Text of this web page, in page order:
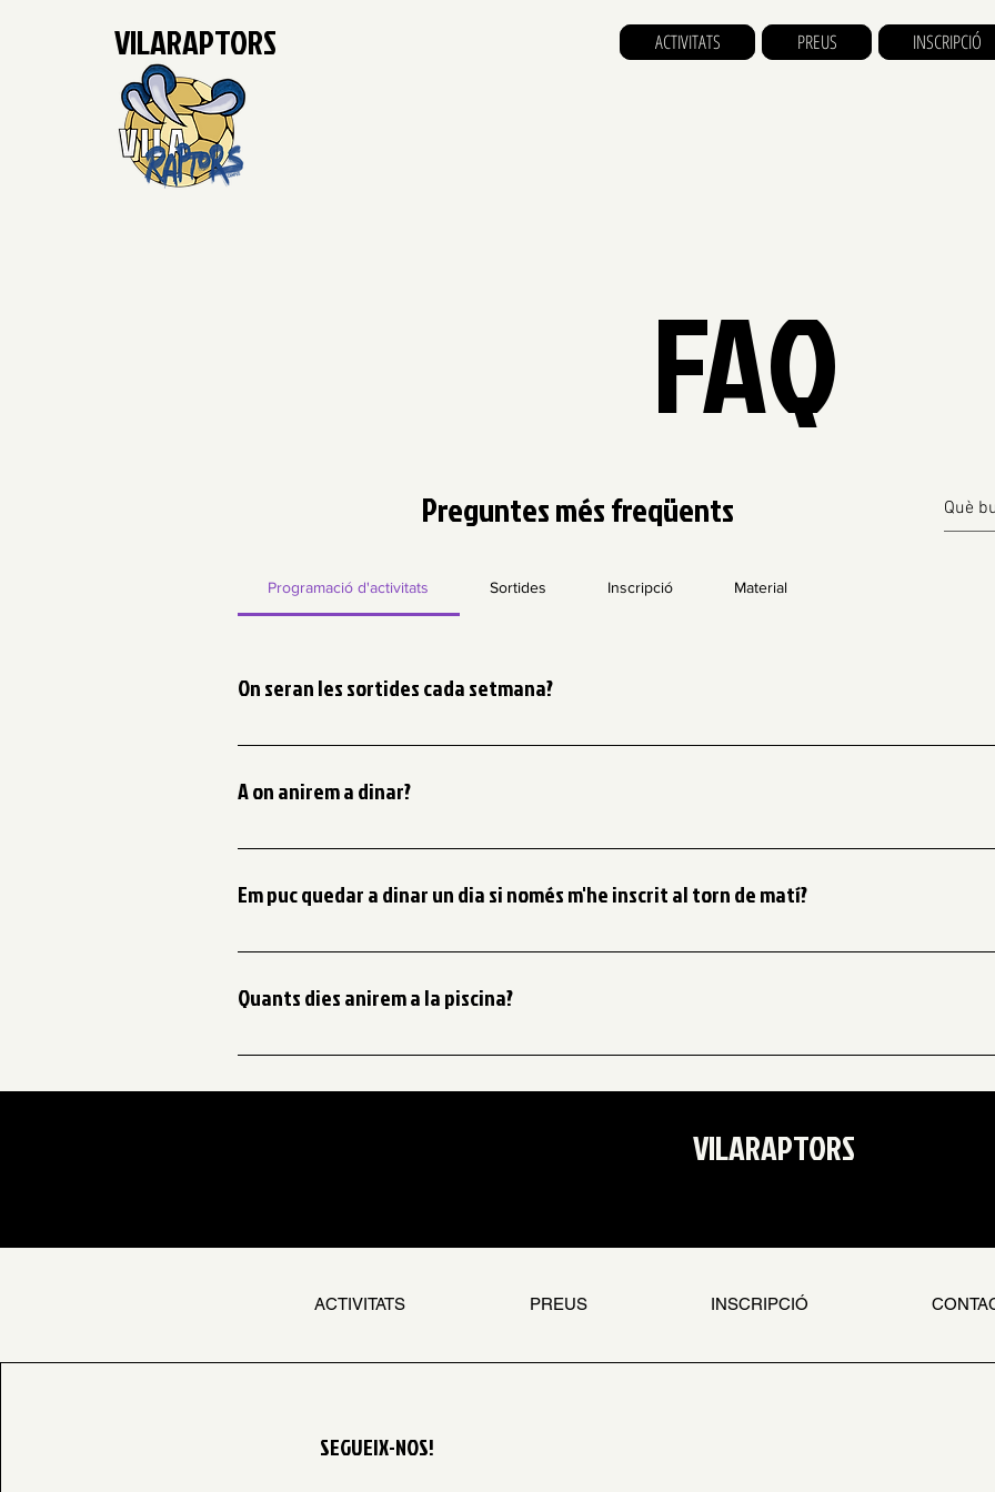
VILARAPTORS ACTIVITATS PREUS INSCRIPCIÓ
FAQ
Preguntes més freqüents
Programació d'activitats Sortides Inscripció Material
On seran les sortides cada setmana?
- Setmana 1: Montseny Aventura - Setmana 2: Platja - Setmana 3: WaterWorld - Setmana 4:
A on anirem a dinar?
Dinarem al Rebost dels Guiu i ens preparen un menú equilibrat i saludable adaptat a l'activitat
Em puc quedar a dinar un dia si només m'he inscrit al torn de matí?
Sí! El preu del dinar + la tarda és de 25€, i tan sols ens ho has de comunicar!
Quants dies anirem a la piscina?
Anirem 3 dies a la setmana: dilluns, dimarts i divendres!
VILARAPTORS
ACTIVITATS PREUS INSCRIPCIÓ
SEGUEIX-NOS!